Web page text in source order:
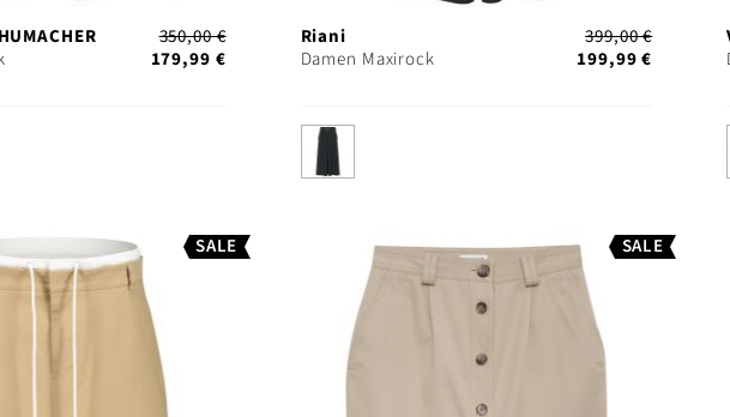
350,00 €
179,99 €
Riani
Damen Maxirock
399,00 €
199,99 €
SALE SALE